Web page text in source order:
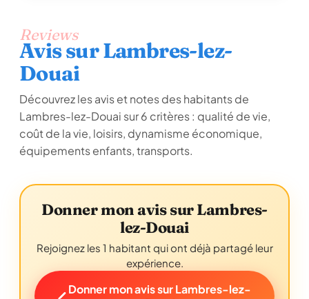
Reviews
Avis sur Lambres-lez-
Douai
Découvrez les avis et notes des habitants de
Lambres-lez-Douai sur 6 critères : qualité de vie,
coût de la vie, loisirs, dynamisme économique,
équipements enfants, transports.
Donner mon avis sur Lambres-
lez-Douai
Rejoignez les 1 habitant qui ont déjà partagé leur
expérience.
Donner mon avis sur Lambres-lez-